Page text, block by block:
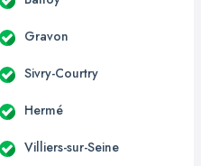
Gravon
Sivry-Courtry
Hermé
Villiers-sur-Seine